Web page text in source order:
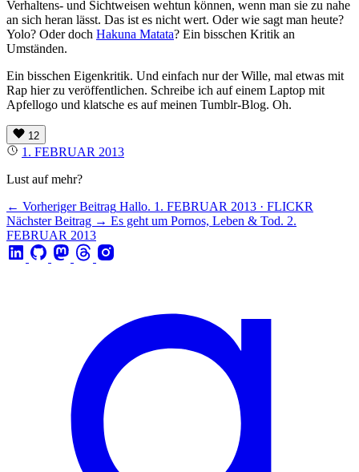
Verhaltens- und Sichtweisen wehtun können, wenn man sie zu nahe
an sich heran lässt. Das ist es nicht wert. Oder wie sagt man heute?
Yolo? Oder doch Hakuna Matata? Ein bisschen Kritik an
Umständen.
Ein bisschen Eigenkritik. Und einfach nur der Wille, mal etwas mit
Rap hier zu veröffentlichen. Schreibe ich auf einem Laptop mit
Apfellogo und klatsche es auf meinen Tumblr-Blog. Oh.
12
1. FEBRUAR 2013
Lust auf mehr?
← Vorheriger Beitrag Hallo. 1. FEBRUAR 2013 · FLICKR
Nächster Beitrag → Es geht um Pornos, Leben & Tod. 2.
FEBRUAR 2013